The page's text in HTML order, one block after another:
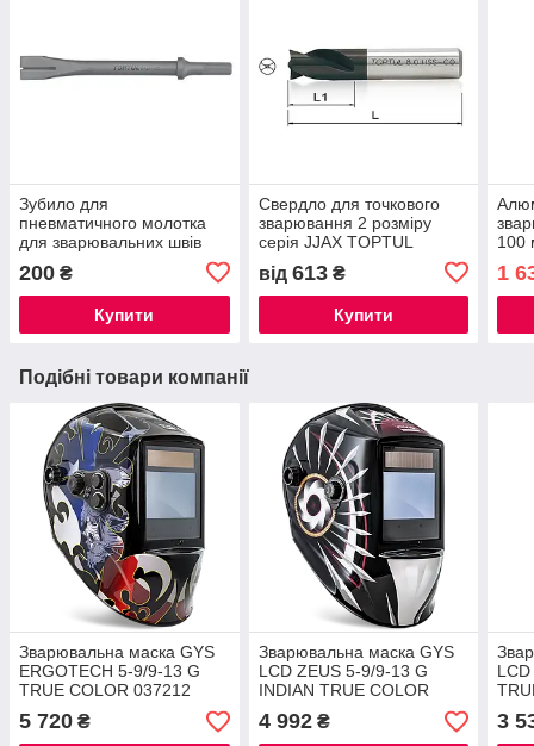
Зубило для
пневматичного молотка
для зварювальних швів
200 ₴
Купити
Свердло для точкового
зварювання 2 розміру
серія JJAX TOPTUL
від 613₴
Купити
100
1
Подібні товари компанії
Зварювальна маска GYS
ERGOTECH 5-9/9-13 G
TRUE COLOR 037212
5 720 ₴
Зварювальна маска GYS
LCD ZEUS 5-9/9-13 G
INDIAN TRUE COLOR
038332
4 992₴ 3